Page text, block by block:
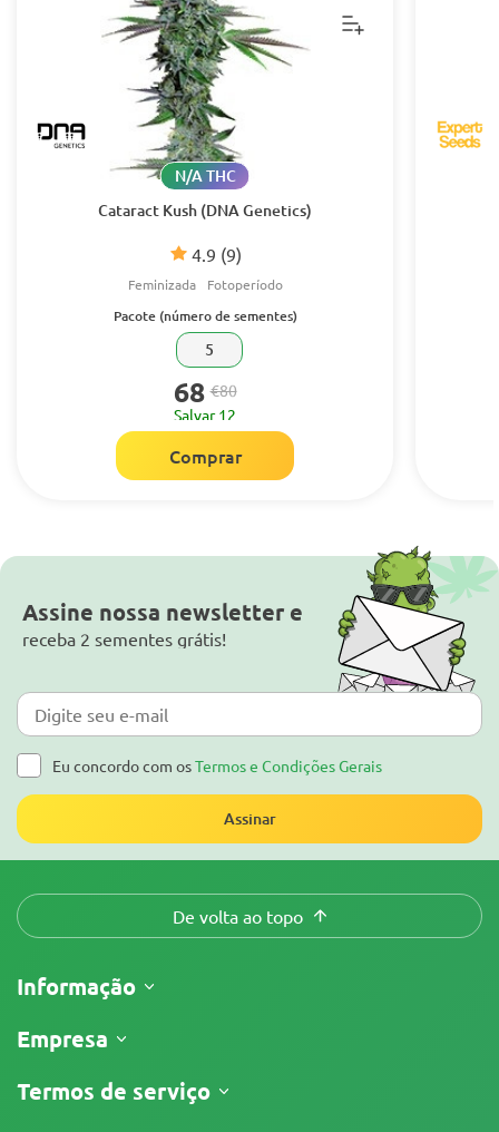
Cataract Kush (DNA Genetics)
4.9 (9)
N/A THC
Feminizada Fotoperíodo
Pacote (número de sementes)
5
68 €80
Salvar 12
Comprar
Assine nossa newsletter e
receba 2 sementes grátis!
Eu concordo com osTermos e Condições Gerais
Assinar
De volta ao topo
Informação
Envio
Política de Devolução
Empresa
Sobre nós
Termos de serviço